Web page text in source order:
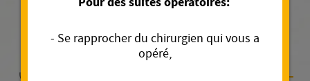
- Se rapprocher du chirurgien qui vous a
opéré,